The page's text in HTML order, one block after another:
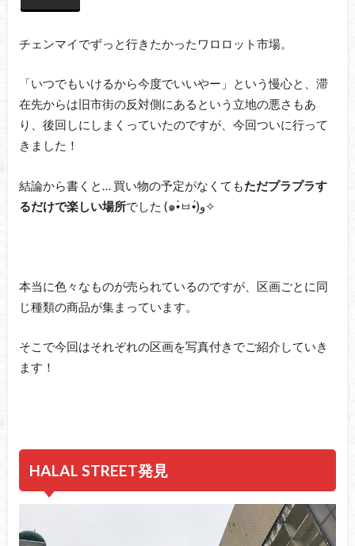
チェンマイでずっと行きたかったワロロット市場。
「いつでもいけるから今度でいいやー」という慢心と、滞
在先からは旧市街の反対側にあるという立地の悪さもあ
り、後回しにしまくっていたのですが、今回ついに行って
きました！
結論から書くと… 買い物の予定がなくてもただプラプラす
るだけで楽しい場所
でした (๑•̀ㅂ•́)و✧
本当に色々なものが売られているのですが、区画ごとに同
じ種類の商品が集まっています。
そこで今回はそれぞれの区画を写真付きでご紹介していき
ます！
HALAL STREET発見